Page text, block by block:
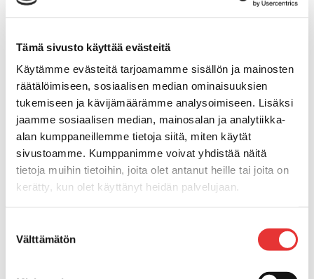
Tämä sivusto käyttää evästeitä
Käytämme evästeitä tarjoamamme sisällön ja mainosten
räätälöimiseen, sosiaalisen median ominaisuuksien
tukemiseen ja kävijämäärämme analysoimiseen. Lisäksi
jaamme sosiaalisen median, mainosalan ja analytiikka-
alan kumppaneillemme tietoja siitä, miten käytät
sivustoamme. Kumppanimme voivat yhdistää näitä
tietoja muihin tietoihin, joita olet antanut heille tai joita on
kerätty, kun olet käyttänyt heidän palvelujaan.
valinta
Välttämätön
Maritim venetarvikkeet
Kansihelat
Listat ja kansikatteet
Törmäyslista
Reuna- ja ikkunalistat
Alumiinilistat
Kansikate
Venevarusteet
Reuna-, köli-, törmäyslistat ja
Köli- ja eväsuojat